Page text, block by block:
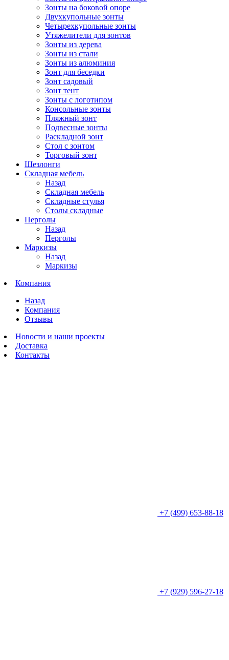
Зонты на боковой опоре
Двухкупольные зонты
Четырехкупольные зонты
Утяжелители для зонтов
Зонты из дерева
Зонты из стали
Зонты из алюминия
Зонт для беседки
Зонт садовый
Зонт тент
Зонты с логотипом
Консольные зонты
Пляжный зонт
Подвесные зонты
Раскладной зонт
Стол с зонтом
Торговый зонт
Шезлонги
Складная мебель
Назад
Складная мебель
Складные стулья
Столы складные
Перголы
Назад
Перголы
Маркизы
Назад
Маркизы
Компания
Назад
Компания
Отзывы
Новости и наши проекты
Доставка
Контакты
+7 (499) 653-88-18
+7 (929) 596-27-18